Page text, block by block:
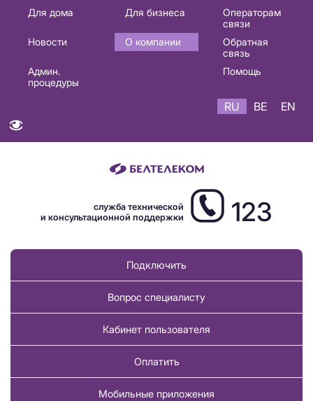
Основная
навигация
Для дома Для бизнеса
Операторам
связи
Новости
О компании
Обратная
связь
Админ.
процедуры
Помощь
RU BE EN
служба технической
и консультационной поддержки
123
Подключить
Вопрос специалисту
Кабинет пользователя
Оплатить
Мобильные приложения